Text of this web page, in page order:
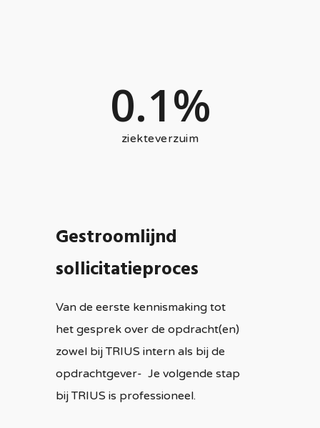
0.1%
ziekteverzuim
Gestroomlijnd
sollicitatieproces
Van de eerste kennismaking tot
het gesprek over de opdracht(en)
zowel bij TRIUS intern als bij de
opdrachtgever- Je volgende stap
bij TRIUS is professioneel.